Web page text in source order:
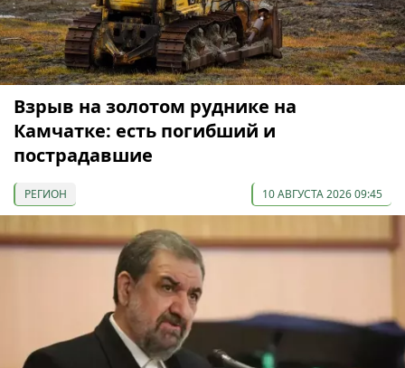
Взрыв на золотом руднике на
Камчатке: есть погибший и
пострадавшие
РЕГИОН 10 АВГУСТА 2026 09:45